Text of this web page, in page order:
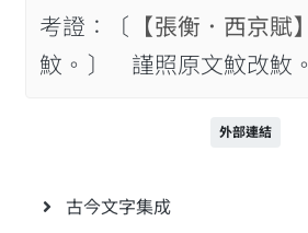
考證：〔 【張衡．西京賦】
魰。〕 謹照原文魰改䰻。
外部連結
古今文字集成